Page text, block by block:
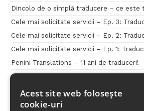
Dincolo de o simplă traducere – ce este
Cele mai solicitate servicii – Ep. 3:
Cele mai solicitate servicii – Ep. 2:
Cele mai solicitate servicii – Ep. 1:
Penini Translations – 11 ani de traduceri!
Acest site web folosește
cookie-uri